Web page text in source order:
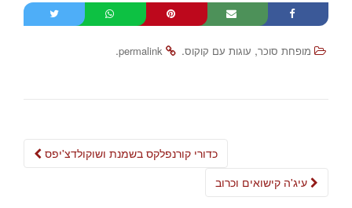
מופחת סוכר, עוגות עם קוקוס.
permalink
.
Post
כדורי קורנפלקס בשמנת ושוקולדצ'יפס